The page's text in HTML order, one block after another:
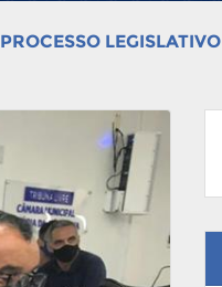
PROCESSO LEGISLATIVO